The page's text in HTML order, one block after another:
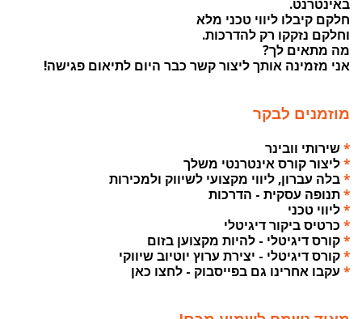
באינטרנט.
חלקם קיבלו ליווי טכני מלא
וחלקם נזקקו רק להדרכות.
מה מתאים לך?
אני מזמינה אותך ליצור קשר כבר היום לתיאום פגישה!
מוזמנים לבקר
*שירותי וובינר
*ליצור קורס אינטרנטי משלך
*בלה עברון, ליווי מקצועי לשיווק ולמכירות
*תנופה עסקית - הדרכות
*ליווי טכני
* כרטיס ביקור דיגיטלי
*קורס דיגיטלי - להיות מקצוען בזום
*קורס דיגיטלי - יצירת ערוץ יוטיוב שיווקי
* עקבו אחרינו גם בפייסבוק - לחצו כאן